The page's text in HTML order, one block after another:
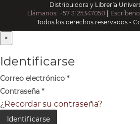
Distribuidora y Librería
Llámanos: +57 3125347050
Todos los derechos reservados -
×
Identificarse
Correo electrónico *
Contraseña *
¿Recordar su contraseña?
Identificarse